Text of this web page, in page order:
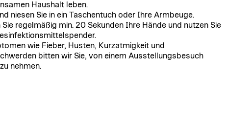
Haushalt leben.
niesen Sie in ein Taschentuch oder Ihre Armbeuge.
Sie regelmäßig min. 20 Sekunden Ihre Hände und nutzen Sie
wie Fieber, Husten, Kurzatmigkeit und
bitten wir Sie, von einem Ausstellungsbesuch
nehmen.